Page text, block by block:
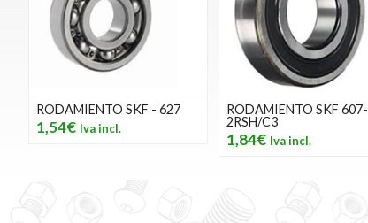
RODAMIENTO SKF - 627
1,54€
RODAMIENTO SKF 607-
2RSH/C3
1,84€